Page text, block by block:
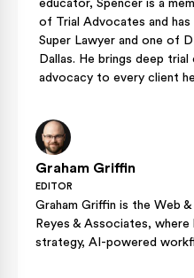
educator, Spencer is a
of Trial Advocates and has
Super Lawyer and one of
Dallas. He brings deep
advocacy to every client
Graham Griffin
EDITOR
Graham Griffin is the Web
Reyes & Associates,
strategy, AI-powered